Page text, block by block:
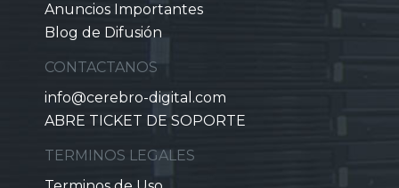
Anuncios Importantes
Blog de Difusión
CONTACTANOS
info@cerebro-digital.com
ABRE TICKET DE SOPORTE
TERMINOS LEGALES